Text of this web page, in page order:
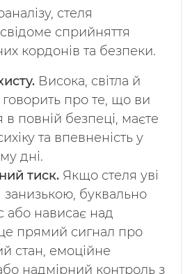
стеля
сприйняття
кордонів та безпеки.
Висока, світла й
говорить про те, що ви
в повній безпеці, маєте
та впевненість у
дні.
тиск. Якщо стеля уві
занизькою, буквально
або нависає над
прямий сигнал про
стан, емоційне
надмірний контроль з